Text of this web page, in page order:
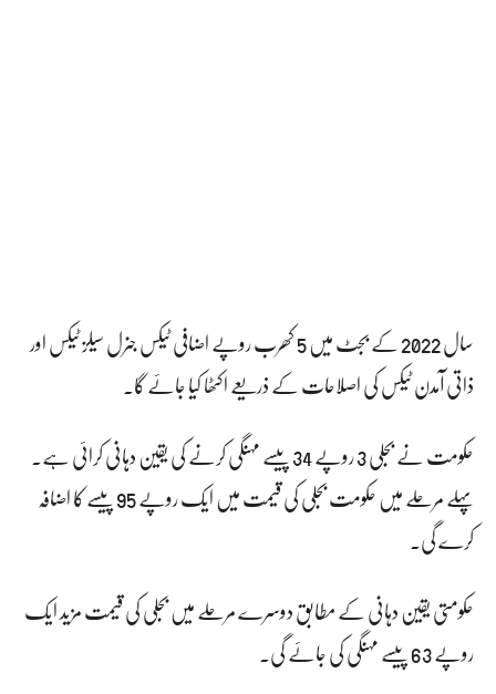
سال 2022 کے بجٹ میں 5 کھرب روپے اضافی ٹیکس جنرل سیلز ٹیکس اور
ذاتی آمدن ٹیکس کی اصلاحات کے ذریعے اکٹھا کیا جائے گا۔
حکومت نے بجلی 3 روپے 34 پیسے مہنگی کرنے کی یقین دہانی کرائی ہے۔
پہلے مرحلے میں حکومت بجلی کی قیمت میں ایک روپے 95 پیسے کا اضافہ
کرے گی۔
حکومتی یقین دہانی کے مطابق دوسرے مرحلے میں بجلی کی قیمت مزید ایک
روپے 63 پیسے مہنگی کی جائے گی۔